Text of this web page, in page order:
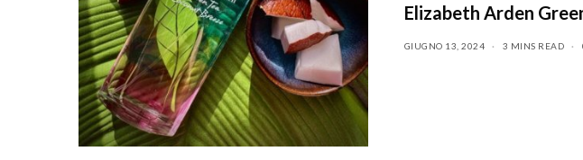
Elizabeth Arden
GIUGNO 13, 2024 3 MINS READ